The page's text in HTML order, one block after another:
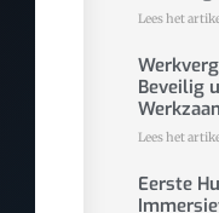
Lees het
Beveilig
Lees het
Eerste